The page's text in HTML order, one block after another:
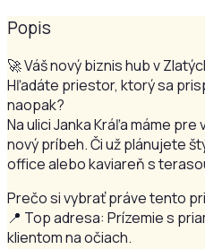
Popis
🚀 Váš nový biznis hub v
Hľadáte priestor, ktorý sa
naopak?
Na ulici Janka Kráľa máme pre
nový príbeh. Či už plánujete
office alebo kaviareň s
Prečo si vybrať práve tento
📍 Top adresa: Prízemie s
klientom na očiach.